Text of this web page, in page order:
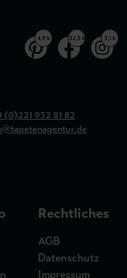
4,9 k 32,5 k 3,1 k
(0)221 932 81 82
Rechtliches
AGB
Datenschutz
Impressum